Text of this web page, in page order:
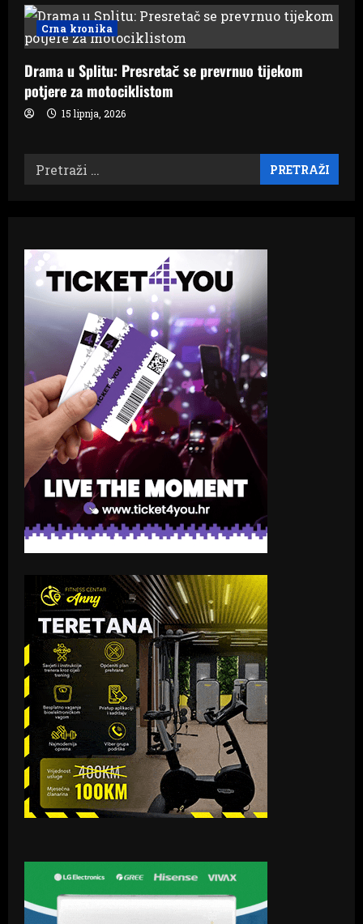
Crna kronika
Drama u Splitu: Presretač se prevrnuo tijekom
potjere za motociklistom
15 lipnja, 2026
Pretraži: